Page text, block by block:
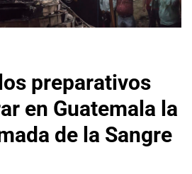
preparativos
en Guatemala la
de la Sangre